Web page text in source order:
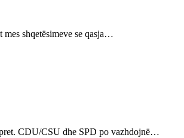
shqetësimeve se qasja…
CDU/CSU dhe SPD po vazhdojnë…